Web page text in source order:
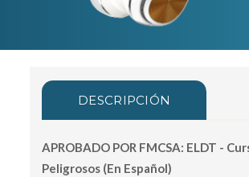
DESCRIPCIÓN
APROBADO POR FMCSA: ELDT -
Peligrosos (En Español)